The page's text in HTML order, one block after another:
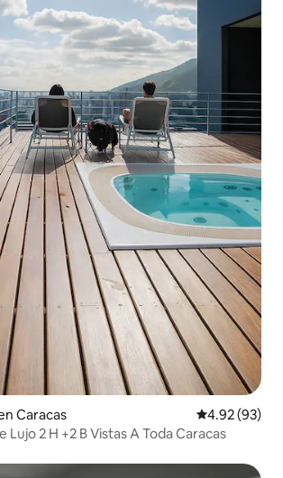
Caracas Calificación
4.92 (93)
2 H +2 B Vistas A Toda Caracas